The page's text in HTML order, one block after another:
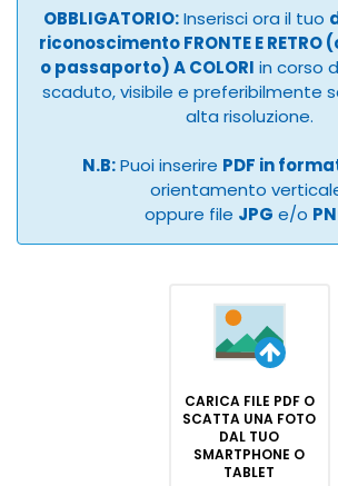
OBBLIGATORIO:Inserisci ora il tuo
riconoscimento FRONTE E
o passaporto) A COLORI in corso
scaduto, visibile e preferibilmente
alta risoluzione.
N.B:Puoi inserire PDF in
orientamento
oppure file JPG e/o
CARICA FILE PDF O
SCATTA UNA FOTO
DAL TUO
SMARTPHONE O
TABLET